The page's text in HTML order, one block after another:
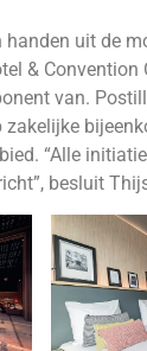
uit de
& Convention
van.
“Alle
besluit